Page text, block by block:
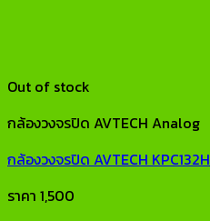
Out of stock
กล้องวงจรปิด AVTECH Analog
กล้องวงจรปิด AVTECH KPC132H
ราคา 1,500